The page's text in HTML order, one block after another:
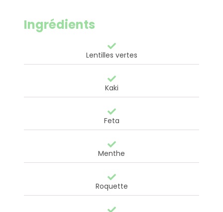
Ingrédients
Lentilles vertes
Kaki
Feta
Menthe
Roquette